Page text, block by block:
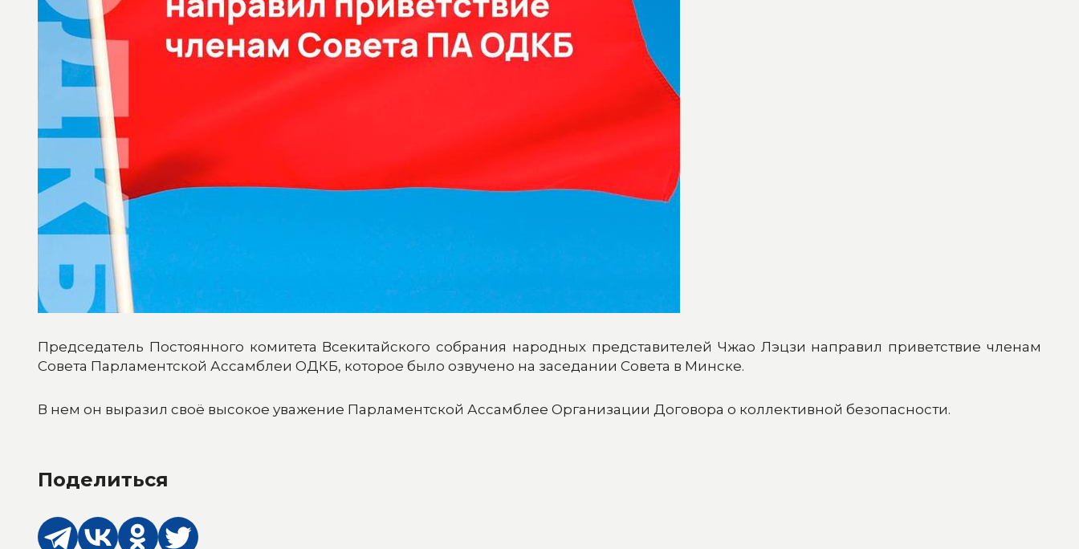
Председатель Постоянного комитета Всекитайского собрания народных представителей Чжао Лэцзи направил приветствие членам
Совета Парламентской Ассамблеи ОДКБ, которое было озвучено на заседании Совета в Минске.
В нем он выразил своё высокое уважение Парламентской Ассамблее Организации Договора о коллективной безопасности.
Поделиться